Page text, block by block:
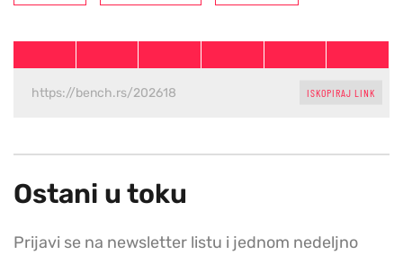
ISKOPIRAJ LINK
Ostani u toku
Prijavi se na newsletter listu i jednom nedeljno